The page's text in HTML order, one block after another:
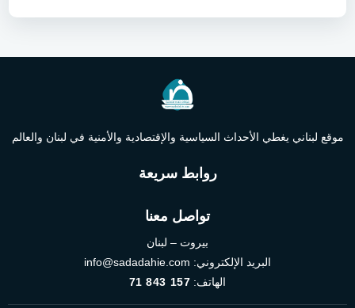
موقع لبناني يغطي الأحداث السياسية والإقتصادية والأمنية في لبنان والعالم
روابط سريعة
تواصل معنا
بيروت – لبنان
البريد الإلكتروني: info@sadadahie.com
الهاتف: 71 843 157